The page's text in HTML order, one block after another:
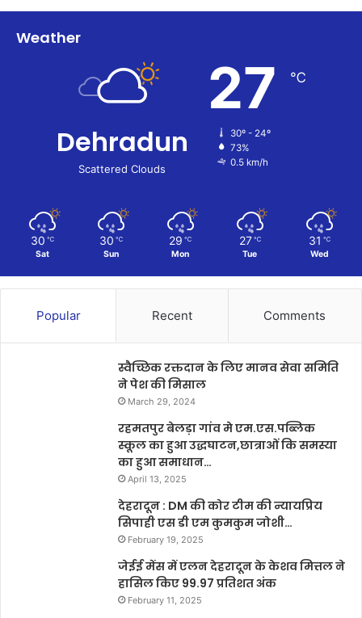
Weather
Dehradun
Scattered Clouds
27 ℃
30º - 24º
73%
0.5 km/h
30 ℃
Sat
30 ℃
Sun
29 ℃
Mon
27 ℃
Tue
31 ℃
Wed
Popular Recent Comments
स्वैच्छिक रक्तदान के लिए मानव सेवा समिति
ने पेश की मिसाल
March 29, 2024
रहमतपुर बेलड़ा गांव मे एम.एस.पब्लिक
स्कूल का हुआ उद्धघाटन,छात्राओं कि समस्या
का हुआ समाधान…
April 13, 2025
देहरादून : DM की कोर टीम की न्यायप्रिय
सिपाही एस डी एम कुमकुम जोशी…
February 19, 2025
जेईई मेंस में एलन देहरादून के केशव मित्तल ने
हासिल किए 99.97 प्रतिशत अंक
February 11, 2025